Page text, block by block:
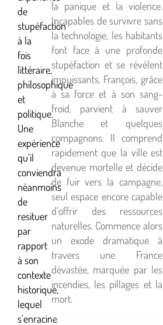
de
stupéfaction
à la
fois
littéraire,
philosophique
et
politique.
Une
expérience
qu’il
conviendra
néanmoins
de
resituer
par
rapport
à son
contexte
historique,
lequel
s’enracine
la panique et la violence.
Incapables de survivre sans
la technologie, les habitants
font face à une profonde
stupéfaction et se révèlent
impuissants. François, grâce
à sa force et à son sang-
froid, parvient à sauver
Blanche et quelques
compagnons. Il comprend
rapidement que la ville est
devenue mortelle et décide
de fuir vers la campagne,
seul espace encore capable
d’offrir des ressources
naturelles. Commence alors
un exode dramatique à
travers une France
dévastée, marquée par les
incendies, les pillages et la
mort.